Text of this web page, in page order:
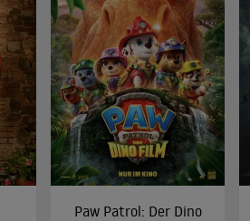
Paw Patrol: Der Dino